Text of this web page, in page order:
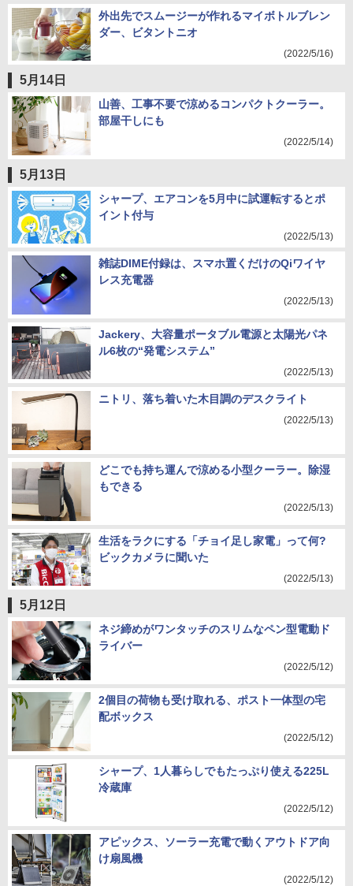
外出先でスムージーが作れるマイボトルブレン
ダー、ビタントニオ
(2022/5/16)
5月14日
山善、工事不要で涼めるコンパクトクーラー。
部屋干しにも
(2022/5/14)
5月13日
シャープ、エアコンを5月中に試運転するとポ
イント付与
(2022/5/13)
雑誌DIME付録は、スマホ置くだけのQiワイヤ
レス充電器
(2022/5/13)
Jackery、大容量ポータブル電源と太陽光パネ
ル6枚の“発電システム”
(2022/5/13)
ニトリ、落ち着いた木目調のデスクライト
(2022/5/13)
どこでも持ち運んで涼める小型クーラー。除湿
もできる
(2022/5/13)
生活をラクにする「チョイ足し家電」って何?
ビックカメラに聞いた
(2022/5/13)
5月12日
ネジ締めがワンタッチのスリムなペン型電動ド
ライバー
(2022/5/12)
2個目の荷物も受け取れる、ポスト一体型の宅
配ボックス
(2022/5/12)
シャープ、1人暮らしでもたっぷり使える225L
冷蔵庫
(2022/5/12)
アピックス、ソーラー充電で動くアウトドア向
け扇風機
(2022/5/12)